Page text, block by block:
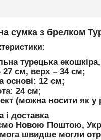
сумка з брелком
турецька
см, верх – 34 см;
основі: 12 см;
24 см;
(можна носити як у
і доставка
Новою Поштою,
швидше могли